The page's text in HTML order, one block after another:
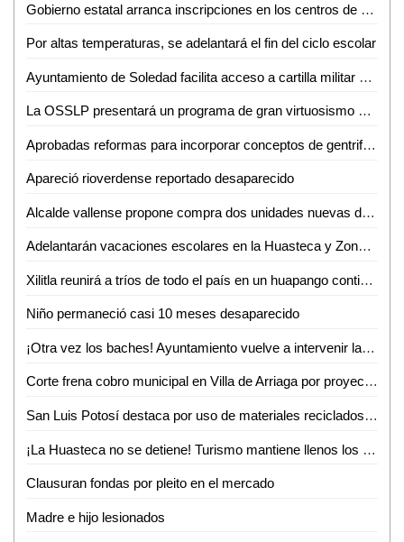
Gobierno estatal arranca inscripciones en los centros de desarrollo infantil
Por altas temperaturas, se adelantará el fin del ciclo escolar
Ayuntamiento de Soledad facilita acceso a cartilla militar con jornadas en planteles educativos
La OSSLP presentará un programa de gran virtuosismo y tradición musical en el teatro de la paz
Aprobadas reformas para incorporar conceptos de gentrificación y vivienda asequible
Apareció rioverdense reportado desaparecido
Alcalde vallense propone compra dos unidades nuevas de recolección de basura
Adelantarán vacaciones escolares en la Huasteca y Zona Media por altas temperaturas
Xilitla reunirá a tríos de todo el país en un huapango continuo para lograr un Récord Guinness
Niño permaneció casi 10 meses desaparecido
¡Otra vez los baches! Ayuntamiento vuelve a intervenir la avenida Ejército Mexicano
Corte frena cobro municipal en Villa de Arriaga por proyectos federales
San Luis Potosí destaca por uso de materiales reciclados en procesos productivos: INEGI
¡La Huasteca no se detiene! Turismo mantiene llenos los parajes y alista otro verano inolvidable
Clausuran fondas por pleito en el mercado
Madre e hijo lesionados